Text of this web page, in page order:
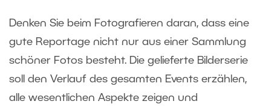
Denken Sie beim Fotografieren daran, dass eine
gute Reportage nicht nur aus einer Sammlung
schöner Fotos besteht. Die gelieferte Bilderserie
soll den Verlauf des gesamten Events erzählen,
alle wesentlichen Aspekte zeigen und